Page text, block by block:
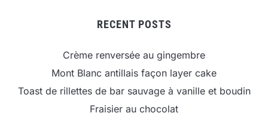
RECENT POSTS
Crème renversée au gingembre
Mont Blanc antillais façon layer cake
Toast de rillettes de bar sauvage à vanille et boudin
Fraisier au chocolat